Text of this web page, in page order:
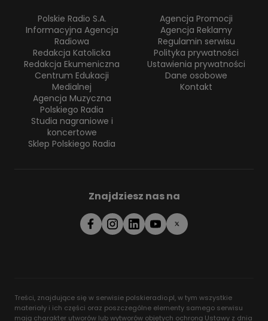
Polskie Radio S.A.
Informacyjna Agencja
Radiowa
Redakcja Katolicka
Redakcja Ekumeniczna
Centrum Edukacji
Medialnej
Agencja Muzyczna
Polskiego Radia
Studia nagraniowe i
koncertowe
Sklep Polskiego Radia
Agencja Promocji
Agencja Reklamy
Regulamin serwisu
Polityka prywatności
Ustawienia prywatności
Dane osobowe
Kontakt
Znajdziesz nas na
Treści, znajdujące się w serwisie polskieradio.pl, w tym wszystkie
materiały i ich części oraz poszczególne elementy samego serwisu
mają charakter utworów lub wytworów objętych ochroną Ustawy z dnia